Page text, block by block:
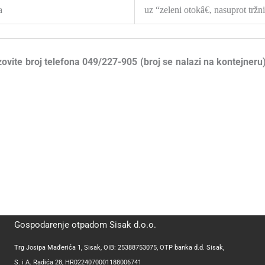
uz “zeleni otokâ€, nasuprot
broj telefona 049/227-905 (broj se nalazi na
Gospodarenje otpadom Sisak d.o.o.
Trg Josipa Mađerića 1, Sisak, OIB: 25388753075, OTP banka d.d. Sisak,
S. i A. Radića 28, HR0224070001188006741